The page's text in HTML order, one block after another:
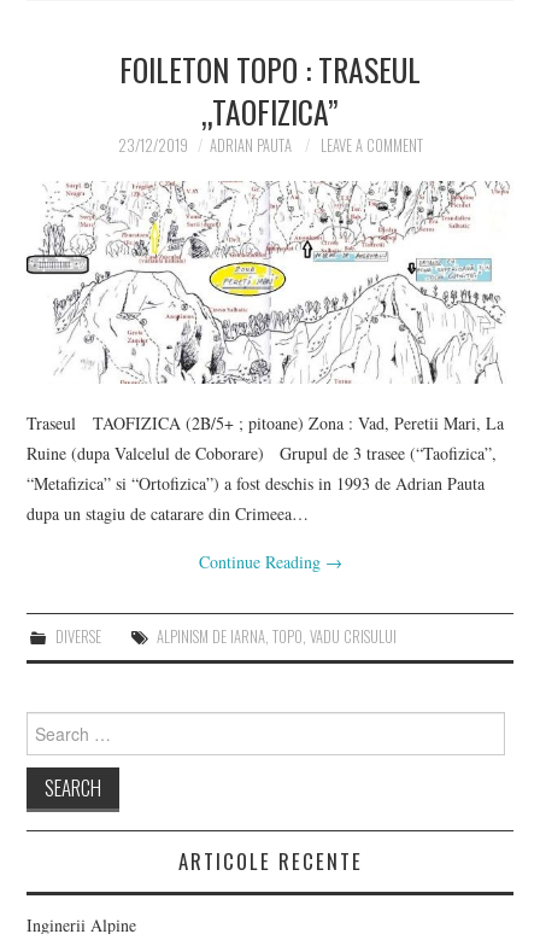
FOILETON TOPO : TRASEUL
„TAOFIZICA”
23/12/2019 ADRIAN PAUTA LEAVE A COMMENT
Traseul TAOFIZICA (2B/5+ ; pitoane) Zona : Vad, Peretii Mari, La
Ruine (dupa Valcelul de Coborare) Grupul de 3 trasee (“Taofizica”,
“Metafizica” si “Ortofizica”) a fost deschis in 1993 de Adrian Pauta
dupa un stagiu de catarare din Crimeea…
Continue Reading →
DIVERSE ALPINISM DE IARNA, TOPO, VADU CRISULUI
Search
for:
ARTICOLE RECENTE
Inginerii Alpine